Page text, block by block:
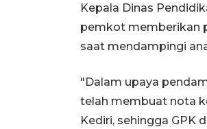
Kepala Dinas
pemkot memberikan
saat mendampingi
"Dalam upaya
telah membuat nota
Kediri, sehingga GPK